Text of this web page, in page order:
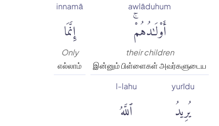
awlāduhum
أَوْلَٰدُهُمْۚ
their children
இன்னும் பிள்ளைகள் அவர்களுடைய
innamā
إِنَّمَا
Only
எல்லாம்
yurīdu
يُرِيدُ
l-lahu
ٱللَّهُ